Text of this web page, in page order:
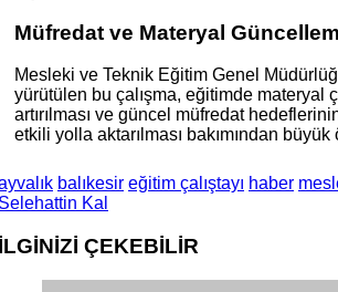
Müfredat ve Materyal
Mesleki ve Teknik Eğitim Genel
yürütülen bu çalışma, eğitimde materyal
artırılması ve güncel müfredat
etkili yolla aktarılması bakımından büyük
balıkesir eğitim çalıştayı haber
Kal
ÇEKEBİLİR